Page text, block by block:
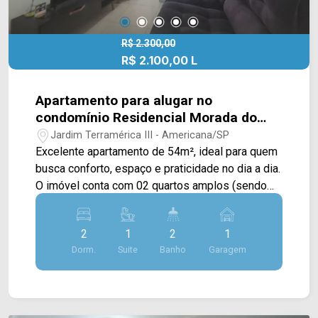
R$ 2.300,00
R$ 2.100,00 L
Apartamento para alugar no
condomínio Residencial Morada do
Porto em Americana/SP
Jardim Terramérica III - Americana/SP
Excelente apartamento de 54m², ideal para quem
busca conforto, espaço e praticidade no dia a dia.
O imóvel conta com 02 quartos amplos (sendo
01 suíte privativa), banheiro social, uma ótima
sala para 02 ambientes com saída direta para a
sacada, cozinha já equipada com armários, área
de serviço funcional e 01 vaga de garagem. Para
completar, o condomínio garante o lazer e a
2
Dorm.
1
Suite
2
Banho
1
Garagem